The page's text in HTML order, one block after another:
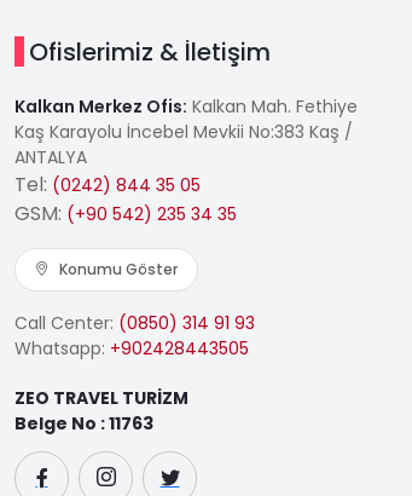
Ofislerimiz & İletişim
Kalkan Merkez Ofis: Kalkan Mah. Fethiye
Kaş Karayolu İncebel Mevkii No:383 Kaş /
ANTALYA
Tel: (0242) 844 35 05
GSM: (+90 542) 235 34 35
Konumu Göster
Call Center: (0850) 314 91 93
Whatsapp: +902428443505
ZEO TRAVEL TURİZM
Belge No : 11763